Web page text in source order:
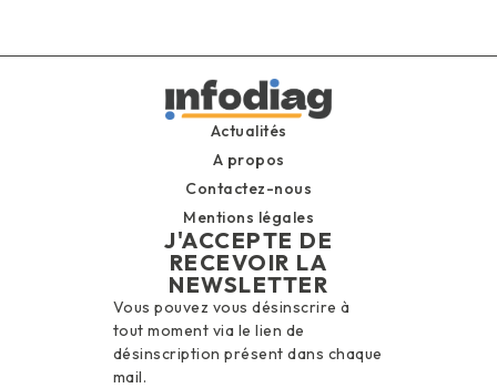
Actualités
A propos
Contactez-nous
Mentions légales
J'ACCEPTE DE
RECEVOIR LA
NEWSLETTER
Vous pouvez vous désinscrire à
tout moment via le lien de
désinscription présent dans chaque
mail.